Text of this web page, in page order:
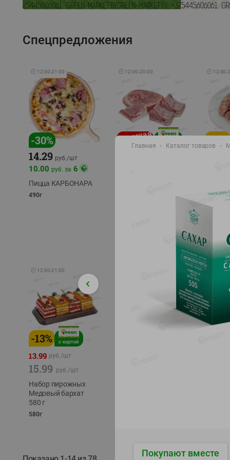
Спецпредложения
🕘 12:00-21:00
-30%
14.29 руб./шт
10.00 руб. за 6
Пицца КАРБОНАРА
490г
🕘 12:00-20:00 🕘 12:00-
-17%
охлажд
🕘 12:00-21:00
-13%
13.99 руб./шт
15.99 руб./шт
Набор пирожных
Медовый бархат
580 г
580г
Главная Каталог товаров
Покупают вместе